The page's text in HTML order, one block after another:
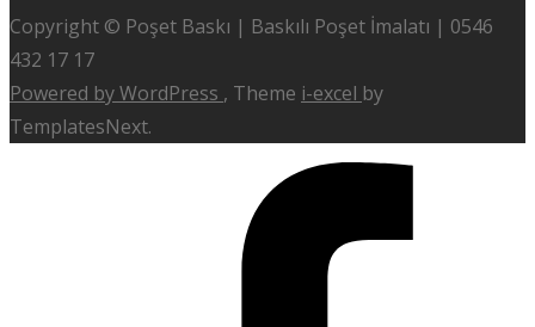
Copyright © Poşet Baskı | Baskılı Poşet İmalatı | 0546
432 17 17
Powered by WordPress , Theme i-excel by
TemplatesNext.